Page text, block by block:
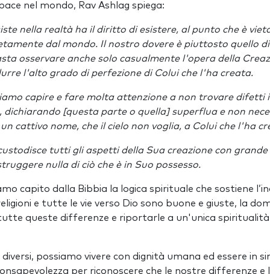
nel mondo, Rav Ashlag spiega:
nella realtà ha il diritto di esistere, al punto che è
dal mondo. Il nostro dovere è piuttosto quello
osservare anche solo casualmente l'opera della
l'alto grado di perfezione di Colui che l'ha creata.
capire e fare molta attenzione a non trovare difetti
dichiarando [questa parte o quella] superflua e non
cattivo nome, che il cielo non voglia, a Colui che l'ha
tutti gli aspetti della Sua creazione con
nulla di ciò che è in Suo possesso.
capito dalla Bibbia la logica spirituale che sostiene
e tutte le vie verso Dio sono buone e giuste, la
queste differenze e riportarle a un'unica spiritualità
possiamo vivere con dignità umana ed essere in
per riconoscere che le nostre differenze e